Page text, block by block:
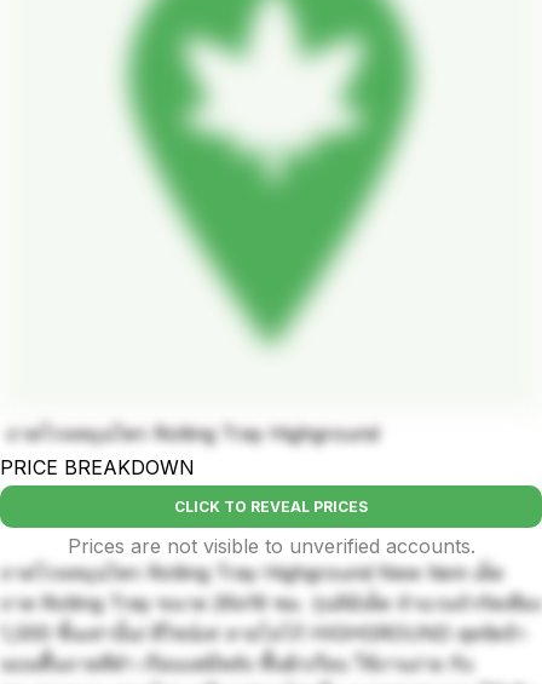
ถาดโรลสมุนไพร Rolling Tray Highground
PRICE BREAKDOWN
CLICK TO REVEAL PRICES
Prices are not visible to unverified accounts.
ถาดโรลสมุนไพร Rolling Tray Highground New Item เด็ด
ถาด Rolling Tray ขนาด 26x16 ซม. รุ่นลิมิเต็ด จำนวนจำกัดเพียง
1,000 ชิ้นเท่านั้น! ดีไซน์เท่ ลายโลโก้ HIGHGROUND สุดจัดจ้า
นบนพื้นถาดสีดำ เรียบแต่มีพลัง พื้นผิวเรียบ ใช้งานง่าย กับ